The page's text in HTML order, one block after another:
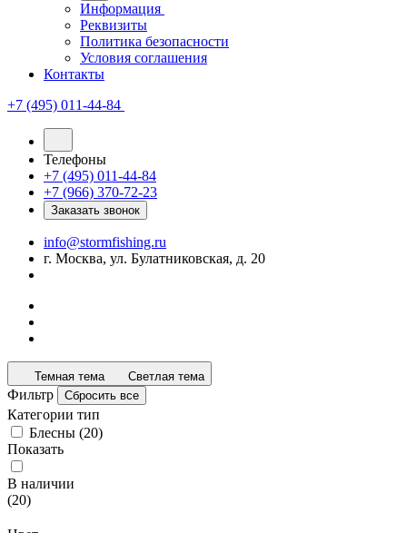
Информация
Реквизиты
Политика безопасности
Условия соглашения
Контакты
+7 (495) 011-44-84
Телефоны
+7 (495) 011-44-84
+7 (966) 370-72-23
Заказать звонок
info@stormfishing.ru
г. Москва, ул. Булатниковская, д. 20
Темная тема Светлая тема
Фильтр Сбросить все
Категории тип
Блесны (20)
Показать
В наличии
(20)